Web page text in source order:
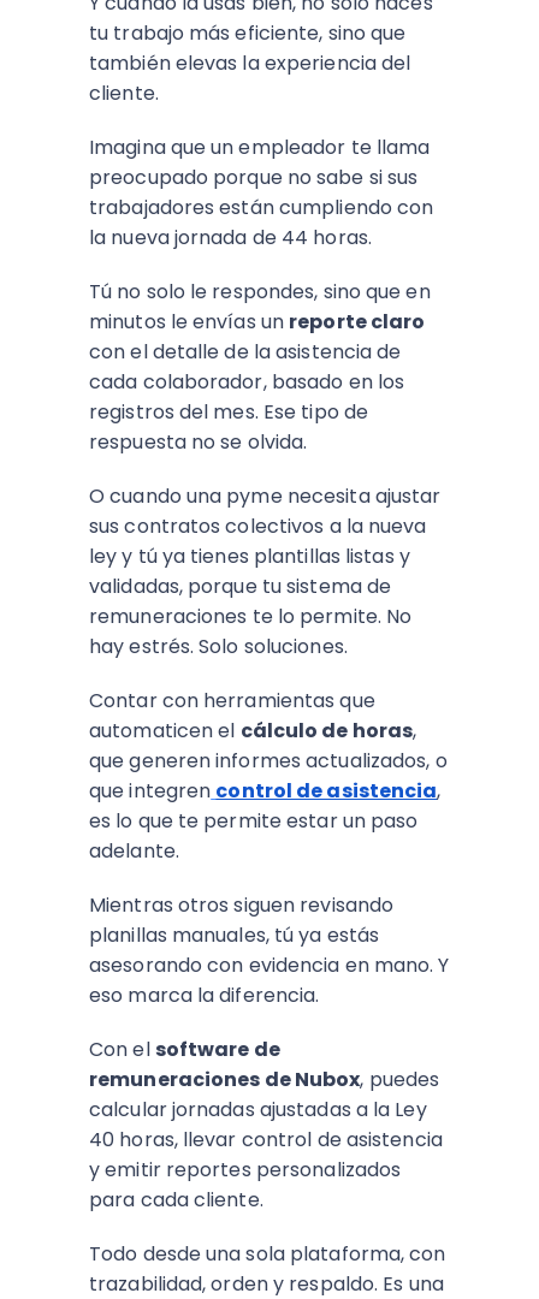
tu trabajo más eficiente, sino que
también elevas la experiencia del
cliente.
Imagina que un empleador te llama
preocupado porque no sabe si sus
trabajadores están cumpliendo con
la nueva jornada de 44 horas.
Tú no solo le respondes, sino que en
minutos le envías un reporte claro
con el detalle de la asistencia de
cada colaborador, basado en los
registros del mes. Ese tipo de
respuesta no se olvida.
O cuando una pyme necesita ajustar
sus contratos colectivos a la nueva
ley y tú ya tienes plantillas listas y
validadas, porque tu sistema de
remuneraciones te lo permite. No
hay estrés. Solo soluciones.
Contar con herramientas que
automaticen el cálculo de horas,
que generen informes actualizados, o
que integren control de asistencia,
es lo que te permite estar un paso
adelante.
Mientras otros siguen revisando
planillas manuales, tú ya estás
asesorando con evidencia en mano. Y
eso marca la diferencia.
Con el software de
remuneraciones de Nubox, puedes
calcular jornadas ajustadas a la Ley
40 horas, llevar control de asistencia
y emitir reportes personalizados
para cada cliente.
Todo desde una sola plataforma, con
trazabilidad, orden y respaldo. Es una